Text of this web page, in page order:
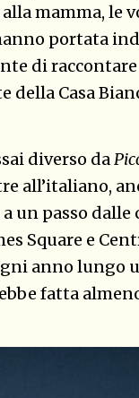
mamma, le
portata
di
della Casa
diverso da
all’italiano,
un passo dalle
Square e
anno lungo
fatta